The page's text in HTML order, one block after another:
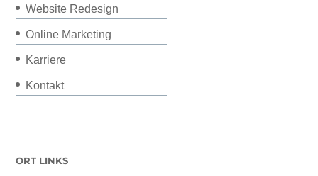
Website Redesign
Online Marketing
Karriere
Kontakt
ORT LINKS